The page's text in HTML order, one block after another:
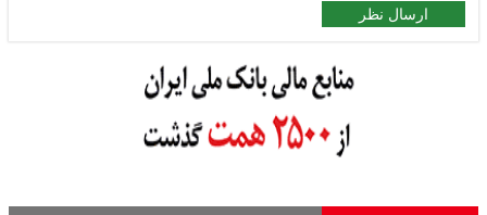
ارسال نظر